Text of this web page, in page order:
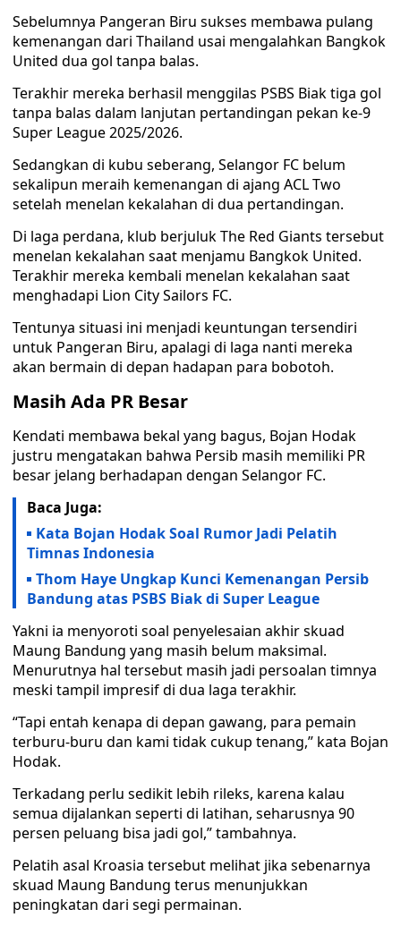
Sebelumnya Pangeran Biru sukses membawa pulang
kemenangan dari Thailand usai mengalahkan Bangkok
United dua gol tanpa balas.
Terakhir mereka berhasil menggilas PSBS Biak tiga gol
tanpa balas dalam lanjutan pertandingan pekan ke-9
Super League 2025/2026.
Sedangkan di kubu seberang, Selangor FC belum
sekalipun meraih kemenangan di ajang ACL Two
setelah menelan kekalahan di dua pertandingan.
Di laga perdana, klub berjuluk The Red Giants tersebut
menelan kekalahan saat menjamu Bangkok United.
Terakhir mereka kembali menelan kekalahan saat
menghadapi Lion City Sailors FC.
Tentunya situasi ini menjadi keuntungan tersendiri
untuk Pangeran Biru, apalagi di laga nanti mereka
akan bermain di depan hadapan para bobotoh.
Masih Ada PR Besar
Kendati membawa bekal yang bagus, Bojan Hodak
justru mengatakan bahwa Persib masih memiliki PR
besar jelang berhadapan dengan Selangor FC.
Baca Juga:
Kata Bojan Hodak Soal Rumor Jadi Pelatih
Timnas Indonesia
Thom Haye Ungkap Kunci Kemenangan Persib
Bandung atas PSBS Biak di Super League
Yakni ia menyoroti soal penyelesaian akhir skuad
Maung Bandung yang masih belum maksimal.
Menurutnya hal tersebut masih jadi persoalan timnya
meski tampil impresif di dua laga terakhir.
“Tapi entah kenapa di depan gawang, para pemain
terburu-buru dan kami tidak cukup tenang,” kata Bojan
Hodak.
Terkadang perlu sedikit lebih rileks, karena kalau
semua dijalankan seperti di latihan, seharusnya 90
persen peluang bisa jadi gol,” tambahnya.
Pelatih asal Kroasia tersebut melihat jika sebenarnya
skuad Maung Bandung terus menunjukkan
peningkatan dari segi permainan.